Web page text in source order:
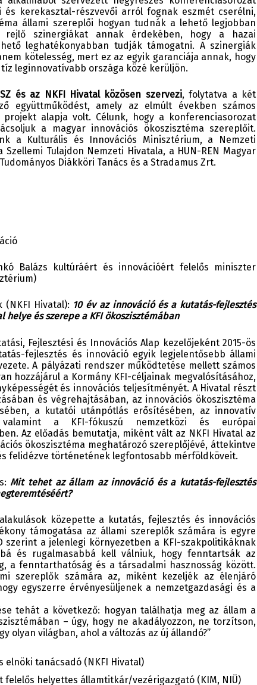
és kerekasztal-részvevői arról fognak eszmét cserélni,
állami szereplői hogyan tudnák a lehető legjobban
rejlő szinergiákat annak érdekében, hogy a hazai
leghatékonyabban tudják támogatni. A szinergiák
kötelesség, mert ez az egyik garanciája annak, hogy
leginnovatívabb országa közé kerüljön.
és az NKFI Hivatal közösen szervezi, folytatva a két
együttműködést, amely az elmúlt években számos
alapja volt. Célunk, hogy a konferenciasorozat
a magyar innovációs ökoszisztéma szereplőit.
a Kulturális és Innovációs Minisztérium, a Nemzeti
Szellemi Tulajdon Nemzeti Hivatala, a HUN-REN Magyar
Diákköri Tanács és a Stradamus Zrt.
Balázs kultúráért és innovációért felelős miniszter
Hivatal): 10 év az innováció és a kutatás-fejlesztés
helye és szerepe a KFI ökoszisztémában
Fejlesztési és Innovációs Alap kezelőjeként 2015-ös
fejlesztés és innováció egyik legjelentősebb állami
A pályázati rendszer működtetése mellett számos
hozzájárul a Kormány KFI-céljainak megvalósításához,
és innovációs teljesítményét. A Hivatal részt
és végrehajtásában, az innovációs ökoszisztéma
a kutatói utánpótlás erősítésében, az innovatív
valamint a KFI-fókuszú nemzetközi és európai
Az előadás bemutatja, miként vált az NKFI Hivatal az
ökoszisztéma meghatározó szereplőjévé, áttekintve
felidézve történetének legfontosabb mérföldköveit.
Mit tehet az állam az innováció és a kutatás-fejlesztés
közepette a kutatás, fejlesztés és innovációs
támogatása az állami szereplők számára is egyre
szerint a jelenlegi környezetben a KFI-szakpolitikáknak
és rugalmasabbá kell válniuk, hogy fenntartsák az
a fenntarthatóság és a társadalmi hasznosság között.
szereplők számára az, miként kezeljék az élenjáró
egyszerre érvényesüljenek a nemzetgazdasági és a
tehát a következő: hogyan találhatja meg az állam a
– úgy, hogy ne akadályozzon, ne torzítson,
olyan világban, ahol a változás az új állandó?”
elnöki tanácsadó (NKFI Hivatal)
felelős helyettes államtitkár/vezérigazgató (KIM, NIÜ)